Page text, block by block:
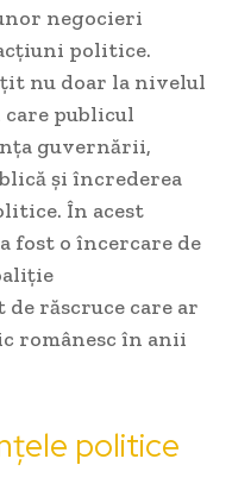
negocieri
politice.
nu doar la nivelul
publicul
guvernării,
și încrederea
În acest
fost o încercare de
răscruce care ar
românesc în anii
politice